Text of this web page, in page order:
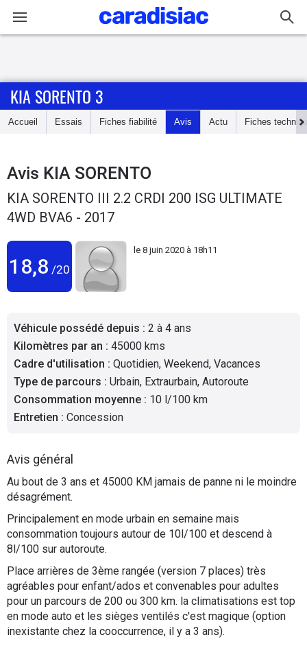
Accueil
Essais
Guide
d'achat
Utilitaires
Flottes
Auto
Services
Forum
Marques
KIA SORENTO 3
Accueil Essais Fiches fiabilité Avis Actu Fiches
Avis KIA SORENTO
KIA SORENTO III 2.2 CRDI 200 ISG ULTIMATE
4WD BVA6 - 2017
18,8 /20
le 8 juin 2020 à 18h11
Véhicule possédé depuis : 2 à 4 ans
Kilomètres par an : 45000 kms
Cadre d'utilisation : Quotidien, Weekend, Vacances
Type de parcours : Urbain, Extraurbain, Autoroute
Consommation moyenne : 10 l/100 km
Entretien : Concession
Avis général
Au bout de 3 ans et 45000 KM jamais de panne ni le moindre
désagrément.
Principalement en mode urbain en semaine mais
consommation toujours autour de 10l/100 et descend à
8l/100 sur autoroute.
Place arrières de 3ème rangée (version 7 places) très
agréables pour enfant/ados et convenables pour adultes
pour un parcours de 200 ou 300 km. la climatisations est top
en mode auto et les sièges ventilés c'est magique (option
inexistante chez la cooccurrence, il y a 3 ans).